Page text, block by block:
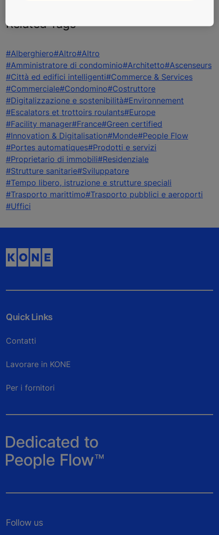
Related Tags
#Alberghiero#Altro#Altro
#Amministratore di condominio#Architetto#Ascenseurs
#Città ed edifici intelligenti#Commerce & Services
#Commerciale#Condomino#Costruttore
#Digitalizzazione e sostenibilità#Environnement
#Escalators et trottoirs roulants#Europe
#Facility manager#France#Green certified
#Innovation & Digitalisation#Monde#People Flow
#Portes automatiques#Prodotti e servizi
#Proprietario di immobili#Residenziale
#Strutture sanitarie#Sviluppatore
#Tempo libero, istruzione e strutture speciali
#Trasporto marittimo#Trasporto pubblici e aeroporti
#Uffici
Quick Links
Contatti
Lavorare in KONE
Per i fornitori
Follow us